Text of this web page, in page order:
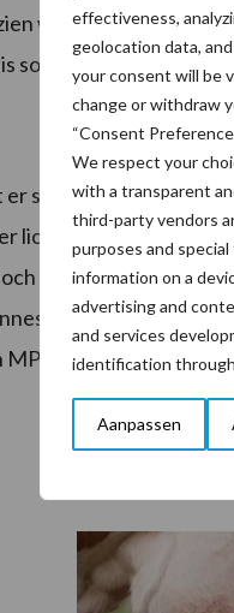
effectiveness,
geolocation data,
your consent will be
change or withdraw
“Consent
We respect your
with a transparent
third-party vendors
purposes and
information on a
advertising and
and services
identification
Aanpassen
we vandaag de
erg in trek bij
straks aan komt,
licht oplopen voor
wel redelijk
LP is
MP beter beschikbaar.